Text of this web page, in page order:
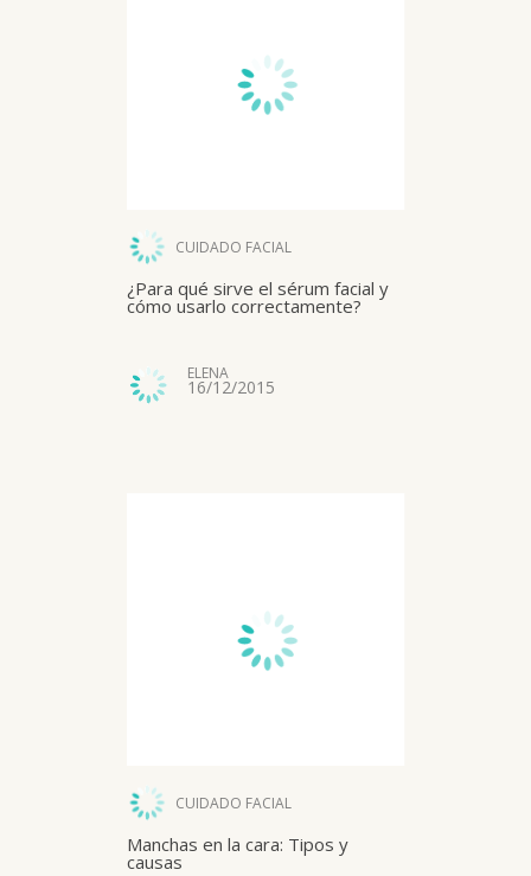
CUIDADO FACIAL
¿Para qué sirve el sérum facial y
cómo usarlo correctamente?
ELENA
16/12/2015
CUIDADO FACIAL
Manchas en la cara: Tipos y
causas